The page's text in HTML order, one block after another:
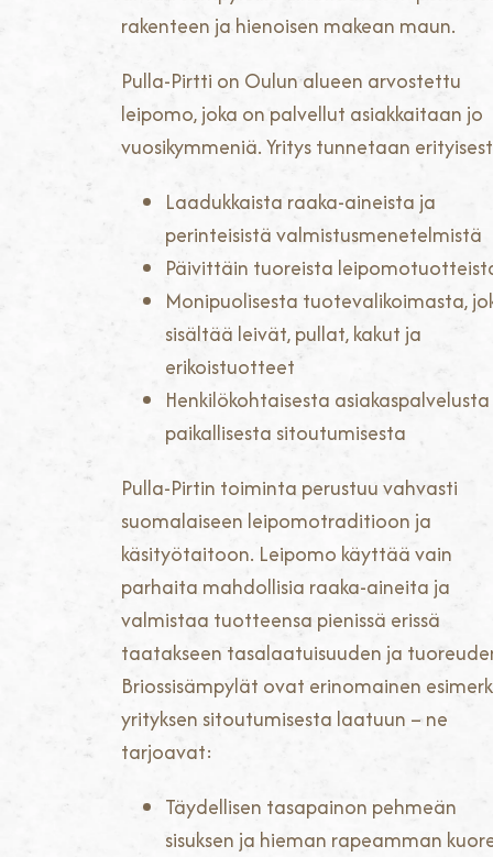
rakenteen ja hienoisen makean maun.
Pulla-Pirtti on Oulun alueen arvostettu
leipomo, joka on palvellut asiakkaitaan jo
vuosikymmeniä. Yritys tunnetaan
Laadukkaista raaka-aineista ja
perinteisistä valmistusmenetelmistä
Päivittäin tuoreista
Monipuolisesta tuotevalikoimasta,
sisältää leivät, pullat, kakut ja
erikoistuotteet
Henkilökohtaisesta
paikallisesta sitoutumisesta
Pulla-Pirtin toiminta perustuu vahvasti
suomalaiseen leipomotraditioon ja
käsityötaitoon. Leipomo käyttää vain
parhaita mahdollisia raaka-aineita ja
valmistaa tuotteensa pienissä erissä
taatakseen tasalaatuisuuden ja
Briossisämpylät ovat erinomainen
yrityksen sitoutumisesta laatuun – ne
tarjoavat:
Täydellisen tasapainon pehmeän
sisuksen ja hieman rapeamman